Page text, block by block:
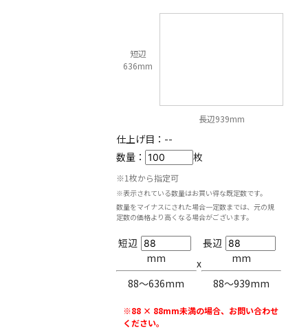
短辺
636mm
長辺939mm
仕上げ目： --
数量：
枚
※1枚から指定可
※表示されている数量はお買い得な既定数です。
数量をマイナスにされた場合一定数までは、元の規
定数の価格より高くなる場合がございます。
短辺
mm
88〜636mm
x
長辺
mm
88〜939mm
※88 × 88mm未満の場合、お問い合わせ
ください。